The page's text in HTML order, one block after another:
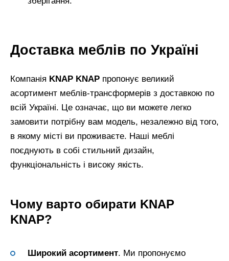
Доставка меблів по Україні
Компанія KNAP KNAP пропонує великий
асортимент меблів-трансформерів з доставкою по
всій Україні. Це означає, що ви можете легко
замовити потрібну вам модель, незалежно від того,
в якому місті ви проживаєте. Наші меблі
поєднують в собі стильний дизайн,
функціональність і високу якість.
Чому варто обирати KNAP
KNAP?
Широкий асортимент. Ми пропонуємо